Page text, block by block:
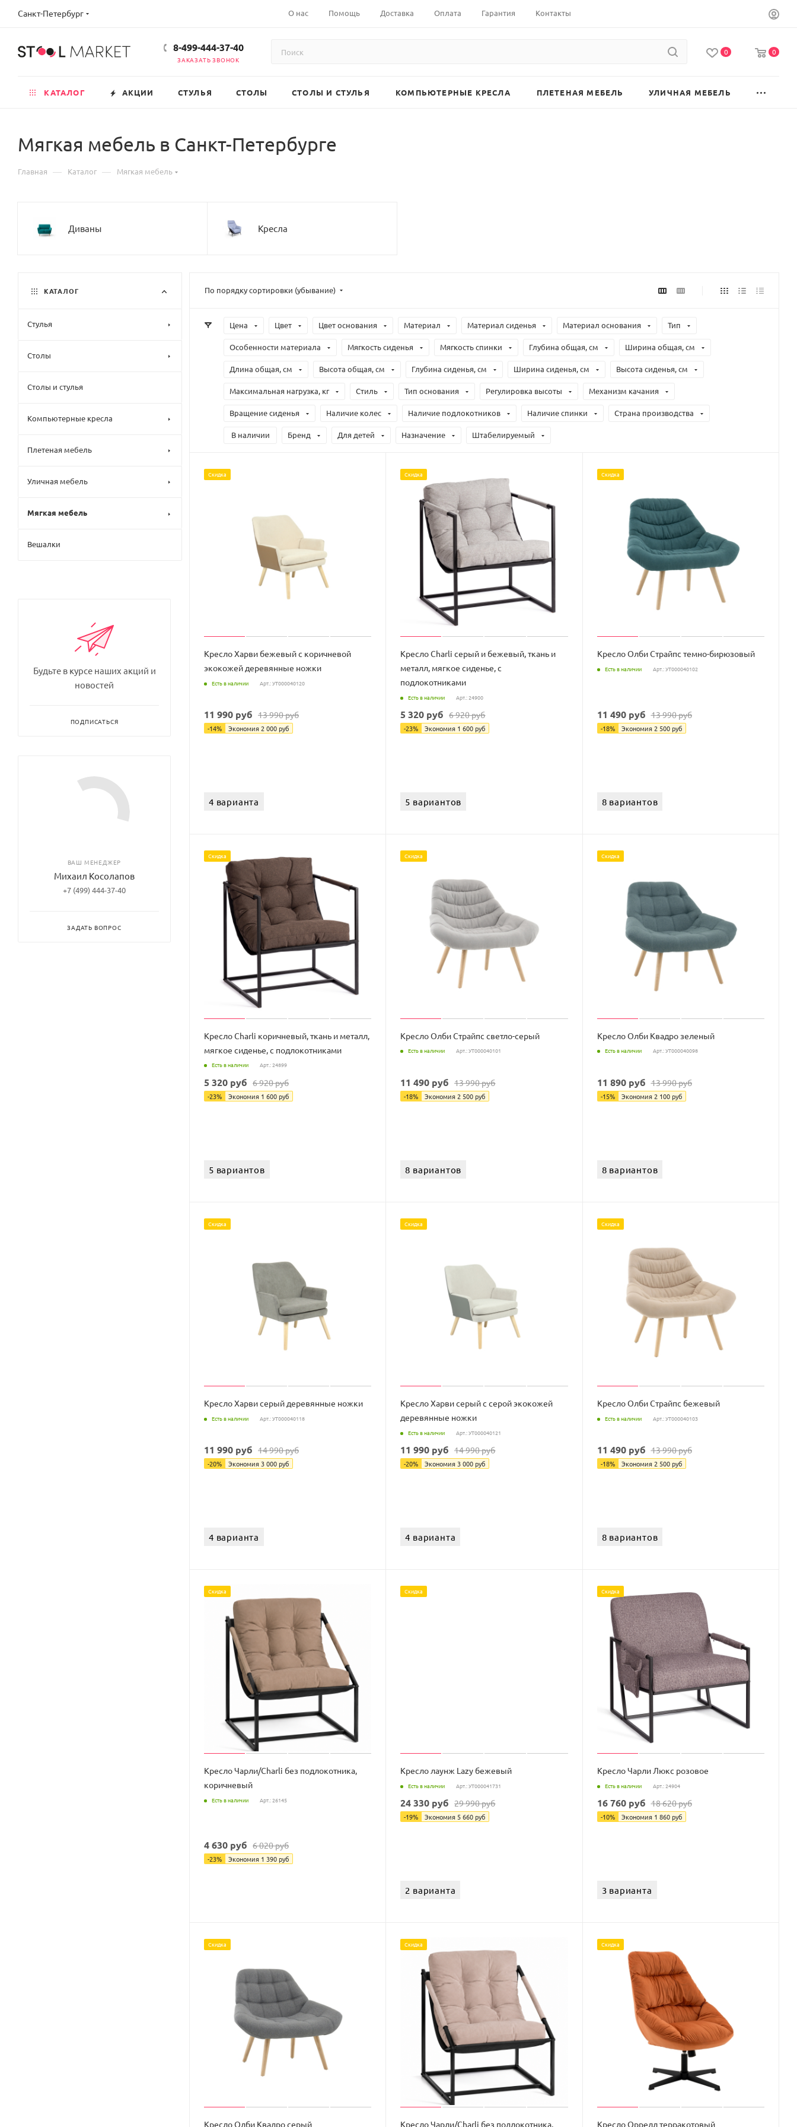
Санкт-Петербург О нас Помощь Доставка Оплата Гарантия Контакты
8-499-444-37-40
ЗАКАЗАТЬ ЗВОНОК
0 0
КАТАЛОГ АКЦИИ СТУЛЬЯ СТОЛЫ СТОЛЫ И СТУЛЬЯ КОМПЬЮТЕРНЫЕ КРЕСЛА ПЛЕТЕНАЯ МЕБЕЛЬ УЛИЧНАЯ МЕБЕЛЬ
Мягкая мебель в Санкт-Петербурге
Главная — Каталог — Мягкая мебель
Диваны Кресла
По порядку сортировки (убывание)
Цена Цвет Цвет основания Материал Материал сиденья Материал основания Тип
Особенности материала Мягкость сиденья Мягкость спинки Глубина общая, см Ширина общая, см
Длина общая, см Высота общая, см Глубина сиденья, см Ширина сиденья, см Высота сиденья, см
Максимальная нагрузка, кг Стиль Тип основания Регулировка высоты Механизм качания
Вращение сиденья Наличие колес Наличие подлокотников Наличие спинки Страна производства
В наличии Бренд Для детей Назначение Штабелируемый
Скидка
Кресло Харви бежевый с коричневой
экокожей деревянные ножки
Есть в наличии Арт.: УТ000040120
11 990 руб 13 990руб
-14% Экономия2 000руб
4 варианта
Скидка
Кресло Charli серый и бежевый, ткань и
металл, мягкое сиденье, с
подлокотниками
Есть в наличии Арт.: 24900
5 320 руб 6 920руб
-23% Экономия 1 600руб
5 вариантов
Скидка
Кресло Олби Страйпс темно-бирюзовый
Есть в наличии Арт.: УТ000040102
11 490руб 13 990руб
-18% Экономия2 500руб
8 вариантов
Скидка
Кресло Charli коричневый, ткань и металл,
мягкое сиденье, с подлокотниками
Есть в наличии Арт.: 24899
5 320 руб 6 920руб
-23% Экономия 1 600руб
5 вариантов
Скидка
Кресло Олби Страйпс светло-серый
Есть в наличии Арт.: УТ000040101
11 490 руб 13 990руб
-18% Экономия2 500руб
8 вариантов
Скидка
Кресло Олби Квадро зеленый
Есть в наличии Арт.: УТ000040098
11 890руб 13 990руб
-15% Экономия2 100руб
8 вариантов
Скидка
Кресло Харви серый деревянные ножки
Есть в наличии Арт.: УТ000040118
11 990 руб 14 990руб
-20% Экономия 3 000руб
4 варианта
Скидка
Кресло Харви серый с серой экокожей
деревянные ножки
Есть в наличии Арт.: УТ000040121
11 990 руб 14 990руб
-20% Экономия 3 000руб
4 варианта
Скидка
Кресло Олби Страйпс бежевый
Есть в наличии Арт.: УТ000040103
11 490руб 13 990руб
-18% Экономия2 500руб
8 вариантов
Скидка
Кресло Чарли/Charli без подлокотника,
коричневый
Есть в наличии Арт.: 26145
4 630 руб 6 020руб
-23% Экономия 1 390руб
Скидка
Кресло лаунж Lazy бежевый
Есть в наличии Арт.: УТ000041731
24 330 руб 29 990руб
-19% Экономия5 660руб
2 варианта
Скидка
Кресло Чарли Люкс розовое
Есть в наличии Арт.: 24904
16 760руб 18 620руб
-10% Экономия 1 860руб
3 варианта
Скидка
Кресло Олби Квадро серый
Скидка
Кресло Чарли/Charli без подлокотника,
Скидка
Кресло Оррелл терракотовый
КАТАЛОГ
Стулья
Столы
Столы и стулья
Компьютерные кресла
Плетеная мебель
Уличная мебель
Мягкая мебель
Вешалки
Будьте в курсе наших акций и
новостей
ПОДПИСАТЬСЯ
ВАШ МЕНЕДЖЕР
Михаил Косолапов
+7 (499) 444-37-40
ЗАДАТЬ ВОПРОС